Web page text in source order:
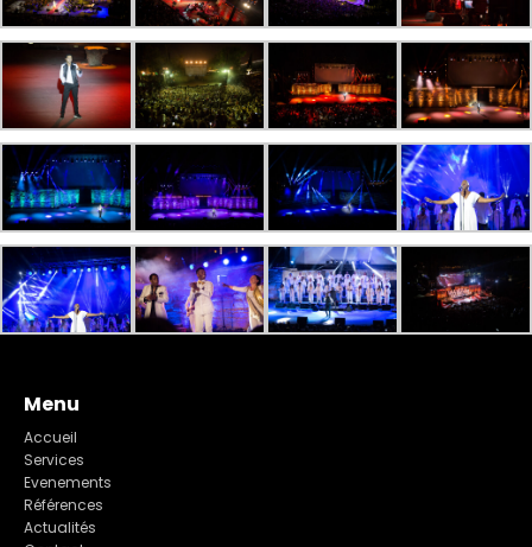
Menu
Accueil
Services
Evenements
Références
Actualités